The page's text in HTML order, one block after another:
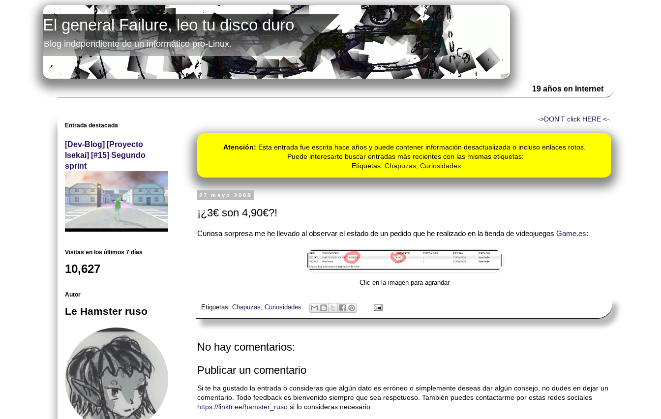
El general Failure, leo tu disco duro
Blog independiente de un informático pro-Linux.
19 años en Internet
->DON'T click HERE <-.
Atención: Esta entrada fue escrita hace años y puede contener información desactualizada o incluso enlaces rotos.
Puede interesarte buscar entradas más recientes con las mismas etiquetas:
Etiquetas: Chapuzas Curiosidades
27 mayo 2008
¡¿3€ son 4,90€?!
Curiosa sorpresa me he llevado al observar el estado de un pedido que he realizado en la tienda de videojuegos Game.es:
Clic en la imagen para agrandar
Etiquetas: Chapuzas, Curiosidades
No hay comentarios:
Publicar un comentario
Si te ha gustado la entrada o consideras que algún dato es erróneo o símplemente deseas dar algún consejo, no dudes en dejar un
comentario. Todo feedback es bienvenido siempre que sea respetuoso. También puedes contactarme por estas redes sociales
https://linktr.ee/hamster_ruso si lo consideras necesario.
Entrada destacada
[Dev-Blog] [Proyecto
Isekai] [#15] Segundo
sprint
Visitas en los últimos 7 días
10,627
Autor
Le Hamster ruso